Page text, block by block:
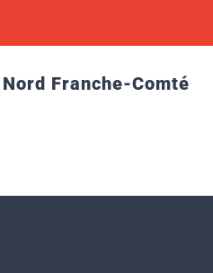
Nord Franche-Comté